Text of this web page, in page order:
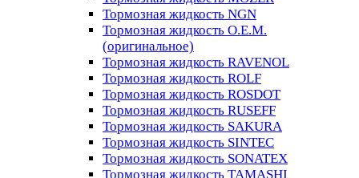
Тормозная жидкость NGN
Тормозная жидкость O.E.M.
(оригинальное)
Тормозная жидкость RAVENOL
Тормозная жидкость ROLF
Тормозная жидкость ROSDOT
Тормозная жидкость RUSEFF
Тормозная жидкость SAKURA
Тормозная жидкость SINTEC
Тормозная жидкость SONATEX
Тормозная жидкость TAMASHI